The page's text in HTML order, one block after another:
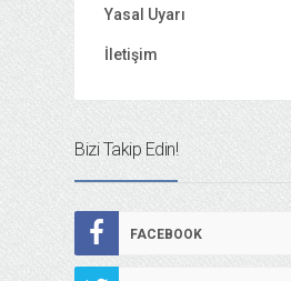
Yasal Uyarı
İletişim
Bizi Takip Edin!
FACEBOOK